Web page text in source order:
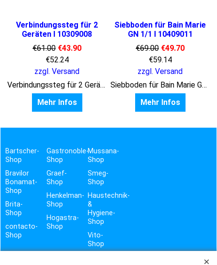
Verbindungssteg für 2
Geräten I 10309008
€61.00 €43.90
€52.24
zzgl. Versand
Verbindungssteg für 2 Geräten
Mehr Infos
Siebboden für Bain Marie
GN 1/1 I 10409011
€69.00 €49.70
€59.14
zzgl. Versand
Siebboden für Bain Marie GN 1/1
Mehr Infos
Bartscher-
Shop
Bravilor
Bonamat-
Shop
Brita-
Shop
contacto-
Shop
Gastronoble-
Shop
Graef-
Shop
Henkelman-
Shop
Hogastra-
Shop
Mussana-
Shop
Smeg-
Shop
Haustechnik-
&
Hygiene-
Shop
Vito-
Shop